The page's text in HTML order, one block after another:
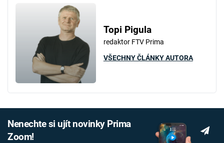
Topi Pigula
redaktor FTV Prima
VŠECHNY ČLÁNKY AUTORA
Nenechte si ujít novinky Prima
Zoom!